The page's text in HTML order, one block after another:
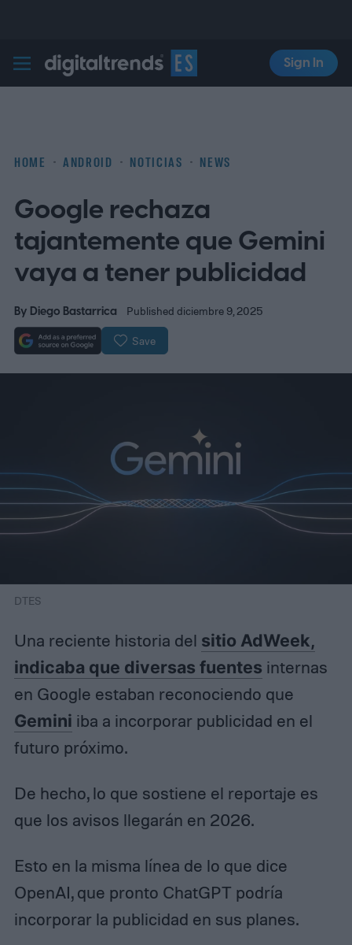
Digital Trends Español
Sign In
HOME ANDROID NOTICIAS NEWS
Google rechaza
tajantemente que Gemini
vaya a tener publicidad
By Diego Bastarrica Published diciembre 9, 2025
Save
DTES
Una reciente historia del sitio AdWeek,
indicaba que diversas fuentes internas
en Google estaban reconociendo que
Gemini iba a incorporar publicidad en el
futuro próximo.
De hecho, lo que sostiene el reportaje es
que los avisos llegarán en 2026.
Esto en la misma línea de lo que dice
OpenAI, que pronto ChatGPT podría
incorporar la publicidad en sus planes.